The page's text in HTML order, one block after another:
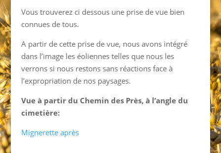
Vous trouverez ci dessous une prise de vue bien
connues de tous.
A partir de cette prise de vue, nous avons intégré
dans l’image les éoliennes telles que nous les
verrons si nous restons sans réactions face à
l’expropriation de nos paysages.
Vue à partir du Chemin des Près, à l’angle du
cimetière:
Mignerette après